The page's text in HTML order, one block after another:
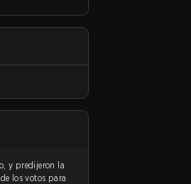
de los votos para